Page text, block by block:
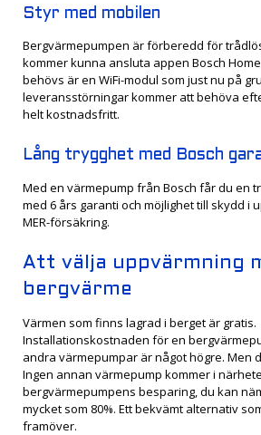
Styr med mobilen
Bergvärmepumpen är förberedd för
kommer kunna ansluta appen Bosch
behövs är en WiFi-modul som just nu på
leveransstörningar kommer att behöva
helt kostnadsfritt.
Lång trygghet med Bosch
Med en värmepump från Bosch får du en
med 6 års garanti och möjlighet till skydd i
MER-försäkring.
Att välja uppvärmning
bergvärme
Värmen som finns lagrad i berget är gratis.
Installationskostnaden för en
andra värmepumpar är något högre. Men
Ingen annan värmepump kommer i
bergvärmepumpens besparing, du kan
mycket som 80%. Ett bekvämt alternativ
framöver.